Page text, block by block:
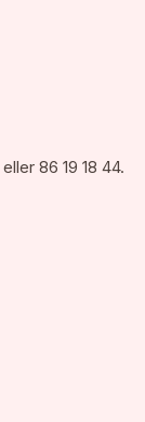
eller 86 19 18 44.